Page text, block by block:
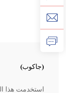
(جاكوب)